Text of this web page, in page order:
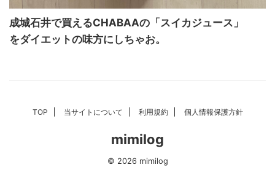
成城石井で買えるCHABAAの「スイカジュース」
をダイエットの味方にしちゃお。
TOP 当サイトについて 利用規約 個人情報保護方針
mimilog
© 2026 mimilog